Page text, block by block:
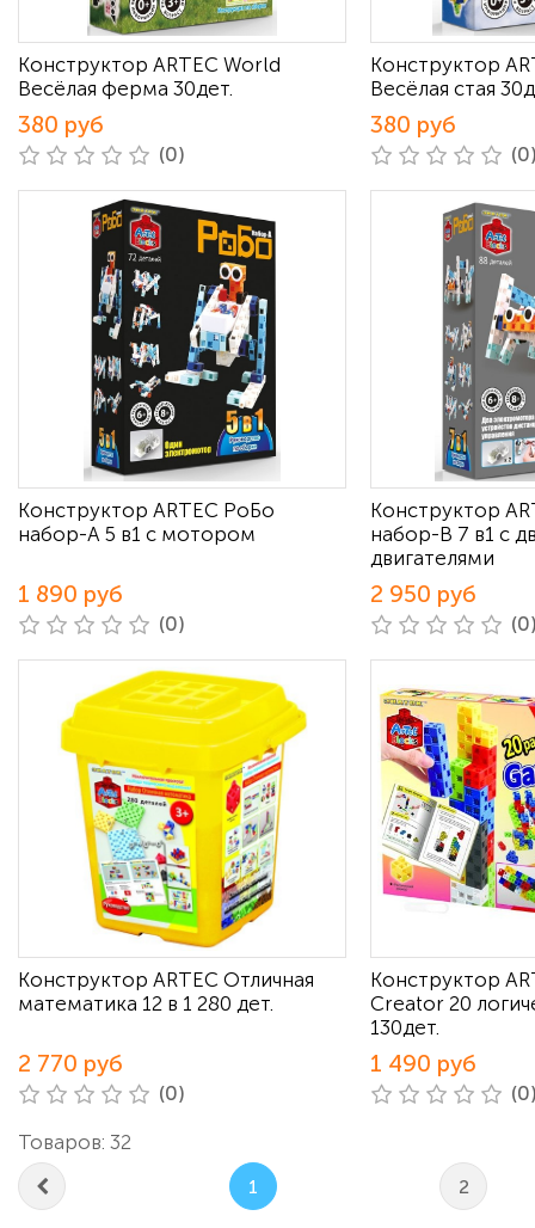
Конструктор ARTEC World
Весёлая ферма 30дет.
380 руб
(0)
Конструктор
Весёлая стая
380 руб
Конструктор ARTEC РоБо
набор-А 5 в1 с мотором
1 890 руб
(0)
Конструктор
набор-B 7 в1 с
двигателями
2 950 руб
Конструктор ARTEC Отличная
математика 12 в 1 280 дет.
2 770 руб
(0)
Конструктор
Creator 20
130дет.
1 490 руб
Товаров: 32
1 2